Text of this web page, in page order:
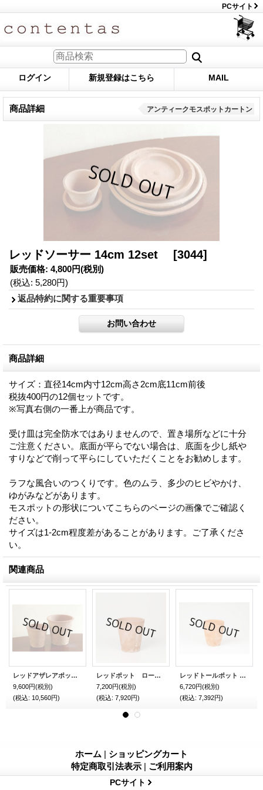
PCサイト
ログイン 新規登録はこちら MAIL
商品詳細 アンティークモスポットカートン
レッドソーサー 14cm 12set [3044]
販売価格: 4,800円(税別)
(税込: 5,280円)
返品特約に関する重要事項
商品詳細
サイズ：直径14cm内寸12cm高さ2cm底11cm前後
税抜400円の12個セットです。
※写真右側の一番上が商品です。
受け皿は完全防水ではありませんので、置き場所などに十分
ご注意ください。底面が平らでない場合は、底面を少し紙や
すりなどで削って平らにしていただくことをお勧めします。
ラフな風合いのつくりです。色のムラ、多少のヒビやかけ、
ゆがみなどがあります。
モスポットの形状についてこちらのページの画像でご確認く
ださい。
サイズは1-2cm程度差があることがあります。ご了承くださ
い。
関連商品
レッドアザレアポット 15cm 12set
9,600円(税別)
(税込: 10,560円)
レッドポット ローズ 13cm 12set
7,200円(税別)
(税込: 7,920円)
レッドトールポット 13cm 12set sale
6,720円(税別)
(税込: 7,392円)
ホーム | ショッピングカート
特定商取引法表示 | ご利用案内
PCサイト